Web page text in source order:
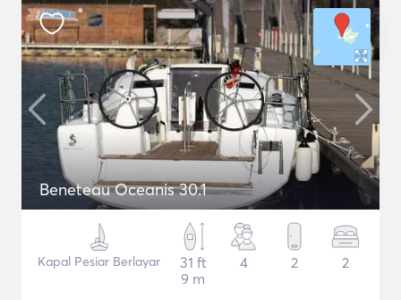
Beneteau Oceanis 30.1
Kapal Pesiar Berlayar
31 ft
9 m
4 2 2